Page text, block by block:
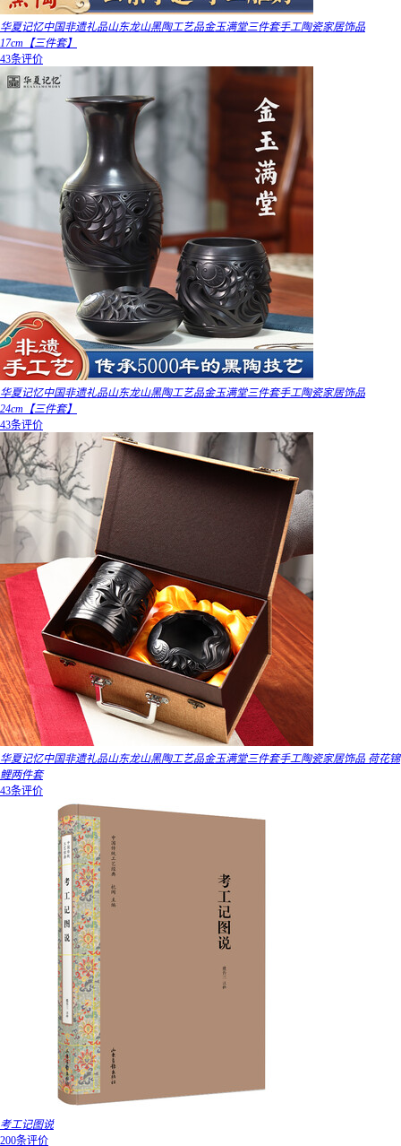
华夏记忆中国非遗礼品山东龙山黑陶工艺品金玉满堂三件套手工陶瓷家居饰品
17cm【三件套】
43条评价
华夏记忆中国非遗礼品山东龙山黑陶工艺品金玉满堂三件套手工陶瓷家居饰品
24cm【三件套】
43条评价
华夏记忆中国非遗礼品山东龙山黑陶工艺品金玉满堂三件套手工陶瓷家居饰品 荷花锦
鲤两件套
43条评价
考工记图说
200条评价